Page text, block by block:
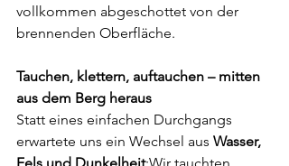
vollkommen abgeschottet von der
brennenden Oberfläche.
Tauchen, klettern, auftauchen – mitten
aus dem Berg heraus
Statt eines einfachen Durchgangs
erwartete uns ein Wechsel aus Wasser,